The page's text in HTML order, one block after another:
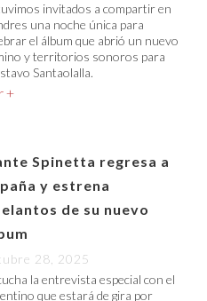
invitados a compartir en
una noche única para
el álbum que abrió un nuevo
y territorios sonoros para
Santaolalla.
+
Spinetta regresa a
y estrena
de su nuevo
28, 2025
la entrevista especial con el
que estará de gira por